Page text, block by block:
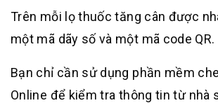
Trên mỗi lọ thuốc tăng cân được
một mã dãy số và một mã code QR.
Bạn chỉ cần sử dụng phần mềm
Online để kiểm tra thông tin từ nhà